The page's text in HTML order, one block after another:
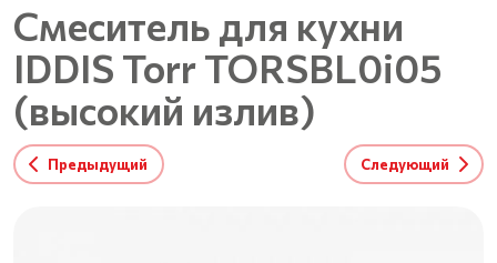
Смеситель для кухни
IDDIS Torr TORSBL0i05
(высокий излив)
Предыдущий Следующий